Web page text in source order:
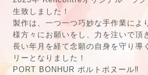
生致しました！
製作は、一つ一つ巧妙な手作業によ
様方々にお願いをし、力を注いで頂
長い年月を経て念願の自身を守り導
リーとなりました！
PORT BONHUR ポルトボヌール‼︎